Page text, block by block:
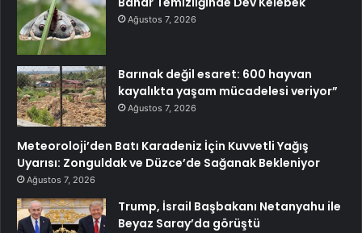
Ağustos 7, 2026
Barınak değil esaret: 600 hayvan
kayalıkta yaşam mücadelesi veriyor”
Ağustos 7, 2026
Meteoroloji’den Batı Karadeniz İçin Kuvvetli Yağış
Uyarısı: Zonguldak ve Düzce’de Sağanak Bekleniyor
Ağustos 7, 2026
Trump, İsrail Başbakanı Netanyahu ile
Beyaz Saray’da görüştü